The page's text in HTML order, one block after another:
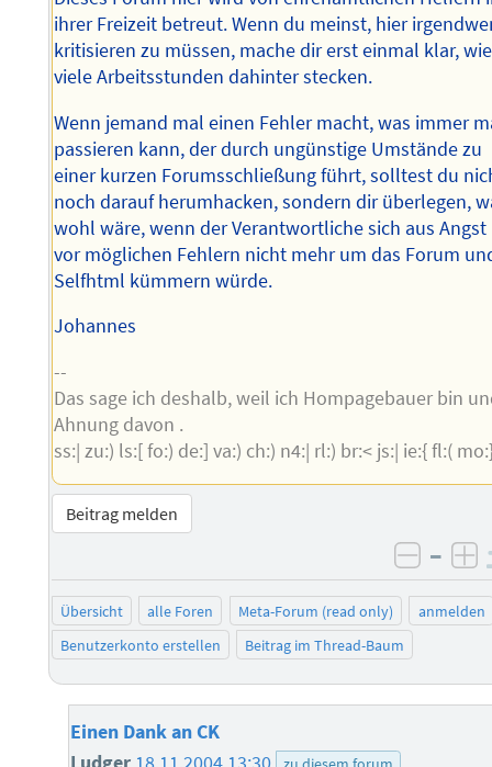
ihrer Freizeit betreut. Wenn du meinst, hier
kritisieren zu müssen, mache dir erst einmal klar, wie
viele Arbeitsstunden dahinter stecken.
Wenn jemand mal einen Fehler macht, was immer
passieren kann, der durch ungünstige Umstände zu
einer kurzen Forumsschließung führt, solltest du
noch darauf herumhacken, sondern dir überlegen,
wohl wäre, wenn der Verantwortliche sich aus Angst
vor möglichen Fehlern nicht mehr um das Forum
Selfhtml kümmern würde.
Johannes
--
Das sage ich deshalb, weil ich Hompagebauer bin
Ahnung davon .
ss:| zu:) ls:[ fo:) de:] va:) ch:) n4:| rl:) br:< js:| ie:{ fl:(
Beitrag melden
–
Übersicht alle Foren Meta-Forum (read only)
anmelden
Benutzerkonto erstellen
Beitrag im Thread-Baum
Einen Dank an CK